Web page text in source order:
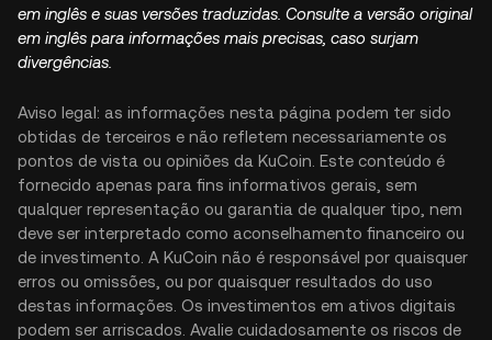
em inglês e suas versões traduzidas. Consulte a versão original
em inglês para informações mais precisas, caso surjam
divergências.
Aviso legal: as informações nesta página podem ter sido
obtidas de terceiros e não refletem necessariamente os
pontos de vista ou opiniões da KuCoin. Este conteúdo é
fornecido apenas para fins informativos gerais, sem
qualquer representação ou garantia de qualquer tipo, nem
deve ser interpretado como aconselhamento financeiro ou
de investimento. A KuCoin não é responsável por quaisquer
erros ou omissões, ou por quaisquer resultados do uso
destas informações. Os investimentos em ativos digitais
podem ser arriscados. Avalie cuidadosamente os riscos de